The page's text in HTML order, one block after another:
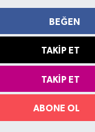
BEĞEN
TAKIP ET
TAKIP ET
ABONE OL